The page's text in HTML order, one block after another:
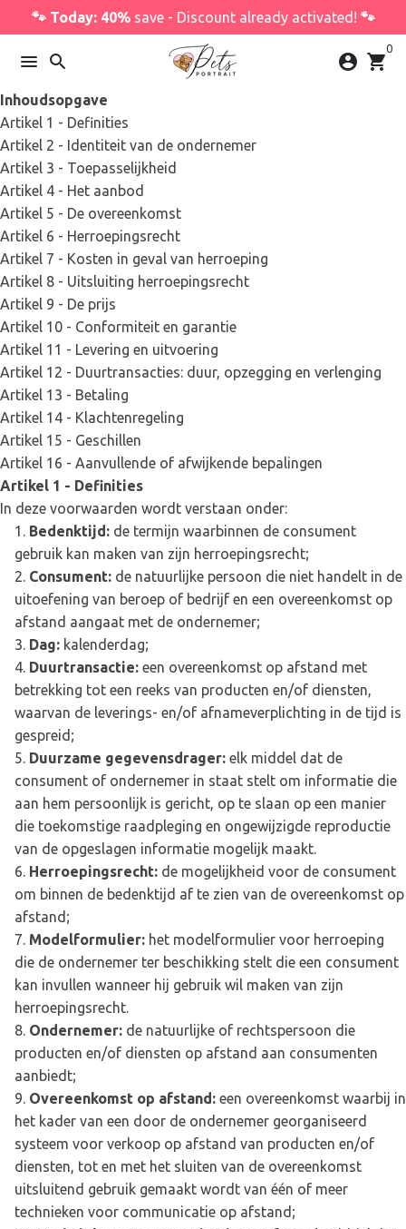
to
content
🐾 Today: 40% save - Discount already activated! 🐾
menu search account_circle shopping_cart
0
Inhoudsopgave
Artikel 1 - Definities
Artikel 2 - Identiteit van de ondernemer
Artikel 3 - Toepasselijkheid
Artikel 4 - Het aanbod
Artikel 5 - De overeenkomst
Artikel 6 - Herroepingsrecht
Artikel 7 - Kosten in geval van herroeping
Artikel 8 - Uitsluiting herroepingsrecht
Artikel 9 - De prijs
Artikel 10 - Conformiteit en garantie
Artikel 11 - Levering en uitvoering
Artikel 12 - Duurtransacties: duur, opzegging en verlenging
Artikel 13 - Betaling
Artikel 14 - Klachtenregeling
Artikel 15 - Geschillen
Artikel 16 - Aanvullende of afwijkende bepalingen
Artikel 1 - Definities
In deze voorwaarden wordt verstaan onder:
Bedenktijd: de termijn waarbinnen de consument
gebruik kan maken van zijn herroepingsrecht;
Consument: de natuurlijke persoon die niet handelt in de
uitoefening van beroep of bedrijf en een overeenkomst op
afstand aangaat met de ondernemer;
Dag: kalenderdag;
Duurtransactie: een overeenkomst op afstand met
betrekking tot een reeks van producten en/of diensten,
waarvan de leverings- en/of afnameverplichting in de tijd is
gespreid;
Duurzame gegevensdrager: elk middel dat de
consument of ondernemer in staat stelt om informatie die
aan hem persoonlijk is gericht, op te slaan op een manier
die toekomstige raadpleging en ongewijzigde reproductie
van de opgeslagen informatie mogelijk maakt.
Herroepingsrecht: de mogelijkheid voor de consument
om binnen de bedenktijd af te zien van de overeenkomst op
afstand;
Modelformulier: het modelformulier voor herroeping
die de ondernemer ter beschikking stelt die een consument
kan invullen wanneer hij gebruik wil maken van zijn
herroepingsrecht.
Ondernemer: de natuurlijke of rechtspersoon die
producten en/of diensten op afstand aan consumenten
aanbiedt;
Overeenkomst op afstand: een overeenkomst waarbij in
het kader van een door de ondernemer georganiseerd
systeem voor verkoop op afstand van producten en/of
diensten, tot en met het sluiten van de overeenkomst
uitsluitend gebruik gemaakt wordt van één of meer
technieken voor communicatie op afstand;